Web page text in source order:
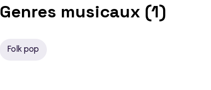
Genres musicaux (1)
Folk pop